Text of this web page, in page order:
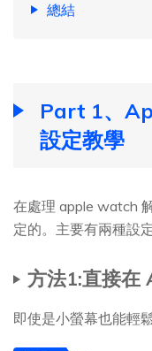
總結
Part 1、
設定教學
在處理 apple watch
定的。主要有兩種設
方法1:直接在
即使是小螢幕也能輕